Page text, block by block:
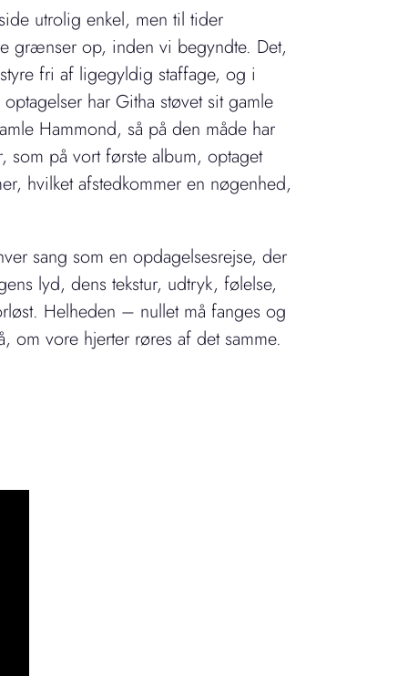
utrolig enkel, men til tider
grænser op, inden vi begyndte. Det,
fri af ligegyldig staffage, og i
har Githa støvet sit gamle
Hammond, så på den måde har
på vort første album, optaget
hvilket afstedkommer en nøgenhed,
sang som en opdagelsesrejse, der
lyd, dens tekstur, udtryk, følelse,
Helheden – nullet må fanges og
om vore hjerter røres af det samme.